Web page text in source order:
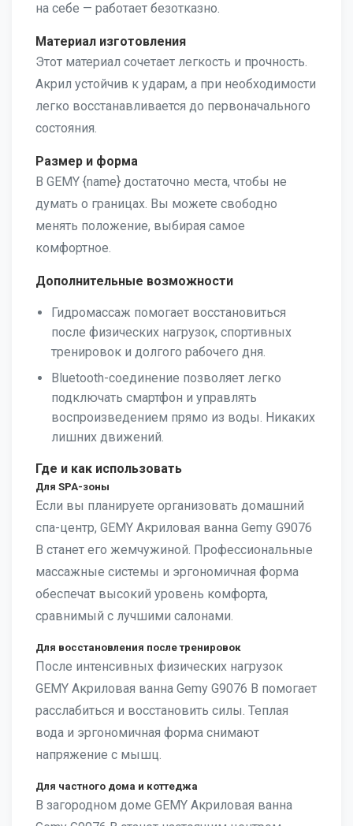
на себе — работает безотказно.
Материал изготовления
Этот материал сочетает легкость и прочность.
Акрил устойчив к ударам, а при необходимости
легко восстанавливается до первоначального
состояния.
Размер и форма
В GEMY {name} достаточно места, чтобы не
думать о границах. Вы можете свободно
менять положение, выбирая самое
комфортное.
Дополнительные возможности
Гидромассаж помогает восстановиться
после физических нагрузок, спортивных
тренировок и долгого рабочего дня.
Bluetooth-соединение позволяет легко
подключать смартфон и управлять
воспроизведением прямо из воды. Никаких
лишних движений.
Где и как использовать
Для SPA-зоны
Если вы планируете организовать домашний
спа-центр, GEMY Акриловая ванна Gemy G9076
B станет его жемчужиной. Профессиональные
массажные системы и эргономичная форма
обеспечат высокий уровень комфорта,
сравнимый с лучшими салонами.
Для восстановления после тренировок
После интенсивных физических нагрузок
GEMY Акриловая ванна Gemy G9076 B помогает
расслабиться и восстановить силы. Теплая
вода и эргономичная форма снимают
напряжение с мышц.
Для частного дома и коттеджа
В загородном доме GEMY Акриловая ванна